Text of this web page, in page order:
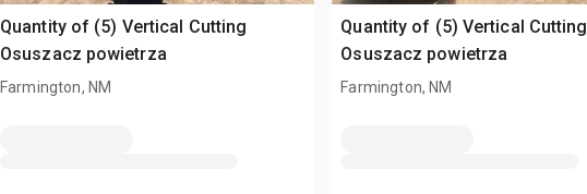
Quantity of (5) Vertical Cutting
Osuszacz powietrza
Farmington, NM
Quantity of (5) Vertical Cutting
Osuszacz powietrza
Farmington, NM